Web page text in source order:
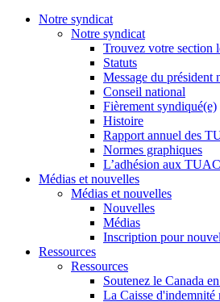
Notre syndicat
Notre syndicat
Trouvez votre section
Statuts
Message du président
Conseil national
Fièrement syndiqué(e)
Histoire
Rapport annuel des
Normes graphiques
L’adhésion aux
Médias et nouvelles
Médias et nouvelles
Nouvelles
Médias
Inscription pour
Ressources
Ressources
Soutenez le Canada
La Caisse d'indemnité